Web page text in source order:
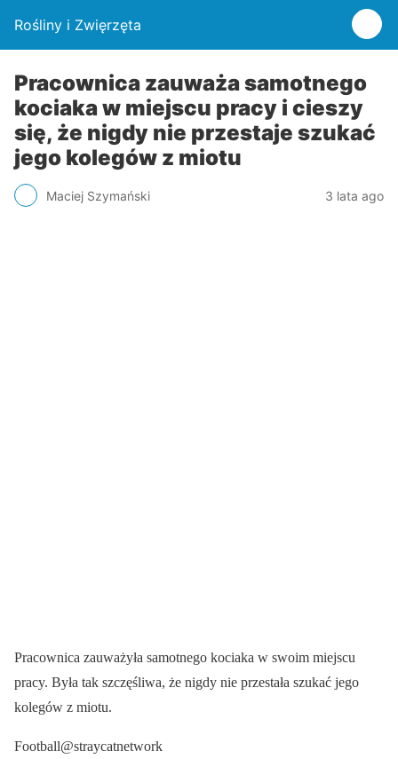
Rośliny i Zwięrzęta
Pracownica zauważa samotnego
kociaka w miejscu pracy i cieszy
się, że nigdy nie przestaje szukać
jego kolegów z miotu
Maciej Szymański 3 lata ago
Pracownica zauważyła samotnego kociaka w swoim miejscu
pracy. Była tak szczęśliwa, że nigdy nie przestała szukać jego
kolegów z miotu.
Football@straycatnetwork